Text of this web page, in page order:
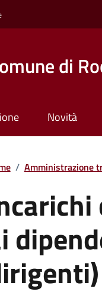
di
Novità
/ Amministrazione